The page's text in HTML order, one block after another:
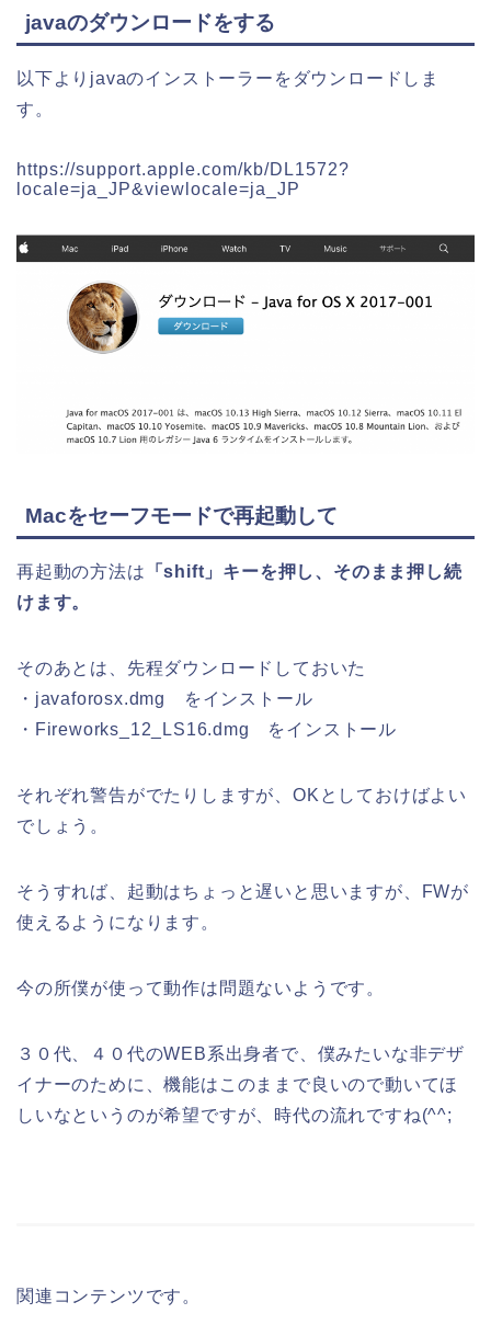
javaのダウンロードをする
以下よりjavaのインストーラーをダウンロードしま
す。
https://support.apple.com/kb/DL1572?
locale=ja_JP&viewlocale=ja_JP
Macをセーフモードで再起動して
再起動の方法は 「shift」キーを押し、そのまま押し続
けます。
そのあとは、先程ダウンロードしておいた
・javaforosx.dmg をインストール
・Fireworks_12_LS16.dmg をインストール
それぞれ警告がでたりしますが、OKとしておけばよい
でしょう。
そうすれば、起動はちょっと遅いと思いますが、FWが
使えるようになります。
今の所僕が使って動作は問題ないようです。
３０代、４０代のWEB系出身者で、僕みたいな非デザ
イナーのために、機能はこのままで良いので動いてほ
しいなというのが希望ですが、時代の流れですね(^^;
関連コンテンツです。